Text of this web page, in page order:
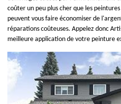
coûter un peu plus cher que les
peuvent vous faire économiser de
réparations coûteuses. Appelez donc
meilleure application de votre peinture